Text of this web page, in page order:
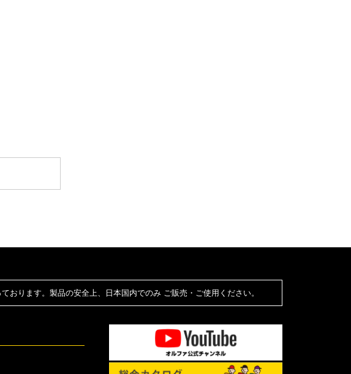
おります。製品の安全上、日本国内でのみ ご販売・ご使用ください。